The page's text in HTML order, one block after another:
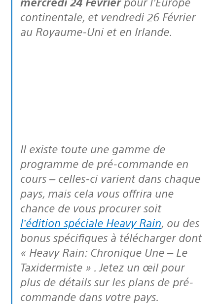
continentale, et vendredi 26 Février
au Royaume-Uni et en Irlande.
Il existe toute une gamme de
programme de pré-commande en
cours – celles-ci varient dans chaque
pays, mais cela vous offrira une
chance de vous procurer soit
l’édition spéciale Heavy Rain, ou des
bonus spécifiques à télécharger dont
« Heavy Rain: Chronique Une – Le
Taxidermiste » . Jetez un œil pour
plus de détails sur les plans de pré-
commande dans votre pays.